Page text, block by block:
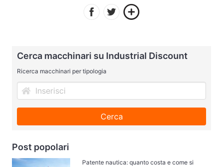
Cerca macchinari su Industrial Discount
Ricerca macchinari per tipologia
Cerca
Post popolari
Patente nautica: quanto costa e come si